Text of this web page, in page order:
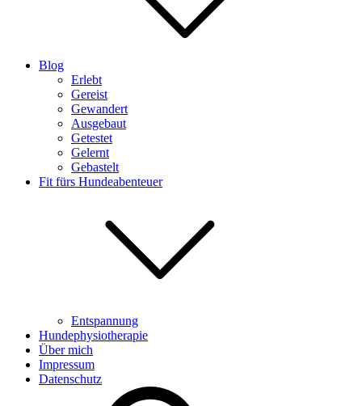
Blog
Erlebt
Gereist
Gewandert
Ausgebaut
Getestet
Gelernt
Gebastelt
Fit fürs Hundeabenteuer
Entspannung
Hundephysiotherapie
Über mich
Impressum
Datenschutz